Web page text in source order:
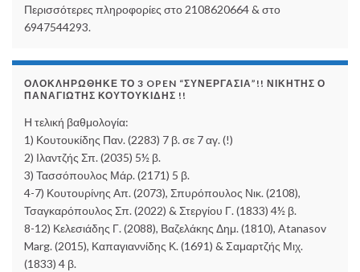
Περισσότερες πληροφορίες στο 2108620664 & στο
6947544293.
ΟΛΟΚΛΗΡΏΘΗΚΕ ΤΟ 3 OPEN “ΣΥΝΕΡΓΑΣΊΑ”!! ΝΙΚΗΤΉΣ Ο
ΠΑΝΑΓΙΏΤΗΣ ΚΟΥΤΟΥΚΊΔΗΣ !!
Η τελική βαθμολογία:
1) Κουτουκίδης Παν. (2283) 7 β. σε 7 αγ. (!)
2) Ιλαντζής Σπ. (2035) 5½ β.
3) Τασσόπουλος Μάρ. (2171) 5 β.
4-7) Κουτουρίνης Απ. (2073), Σπυρόπουλος Νικ. (2108),
Τσαγκαρόπουλος Σπ. (2022) & Στεργίου Γ. (1833) 4½ β.
8-12) Κελεσιάδης Γ. (2088), Βαζελάκης Δημ. (1810), Atanasov
Marg. (2015), Καπαγιαννίδης Κ. (1691) & Σαμαρτζής Μιχ.
(1833) 4 β.